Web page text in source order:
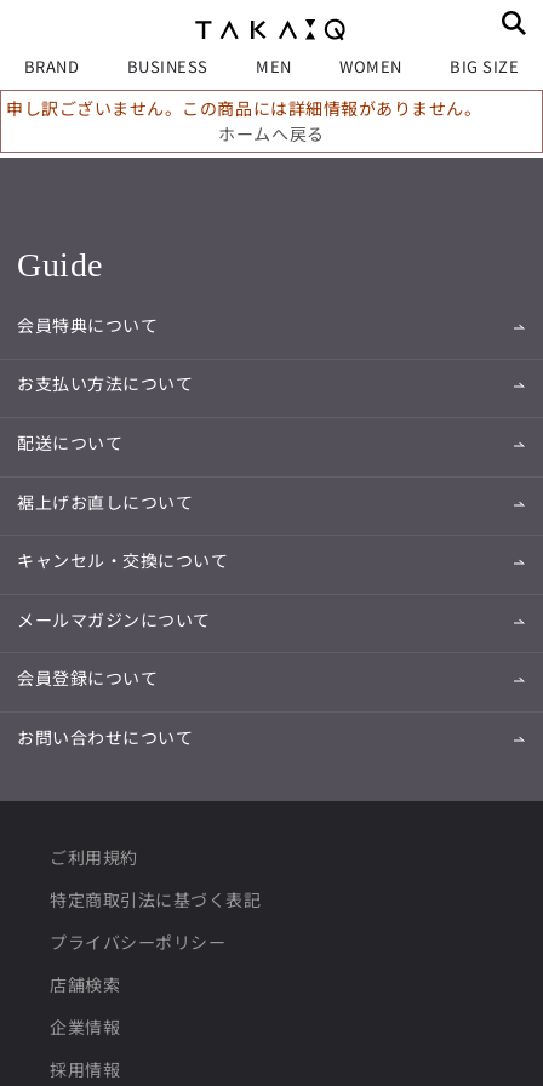
BRAND BUSINESS MEN WOMEN BIG SIZE
申し訳ございません。この商品には詳細情報がありません。
ホームへ戻る
Guide
会員特典について
お支払い方法について
配送について
裾上げお直しについて
キャンセル・交換について
メールマガジンについて
会員登録について
お問い合わせについて
ご利用規約
特定商取引法に基づく表記
プライバシーポリシー
店舗検索
企業情報
採用情報